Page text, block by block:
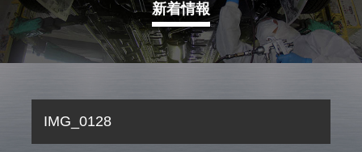
新着情報
IMG_0128